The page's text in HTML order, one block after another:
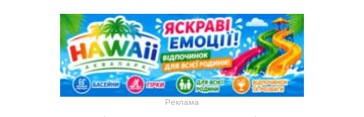
Реклама